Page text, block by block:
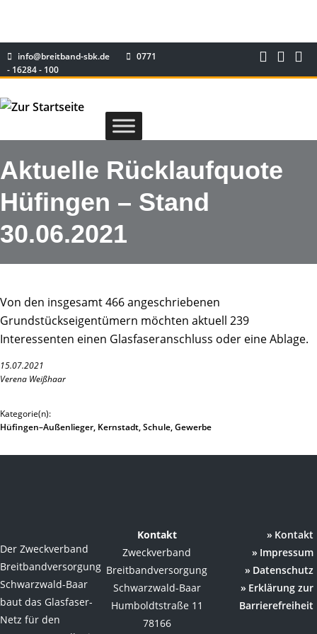
info@breitband-sbk.de
0771
- 16284 - 100
Aktuelle Rücklaufquote
Hüfingen – Stand
30.06.2021
Von den insgesamt 466 angeschriebenen
Grundstückseigentümern möchten aktuell 239
Interessenten einen Glasfaseranschluss oder eine Ablage.
15.07.2021
Verena Weißhaar
Kategorie(n):
Hüfingen–Außenlieger, Kernstadt, Schule, Gewerbe
Der Zweckverband
Breitbandversorgung
Schwarzwald-Baar
baut das Glasfaser-
Netz für den
Kontakt
Zweckverband
Breitbandversorgung
Schwarzwald-Baar
Humboldtstraße 11
78166
Kontakt
Impressum
Datenschutz
Erklärung zur
Barrierefreiheit